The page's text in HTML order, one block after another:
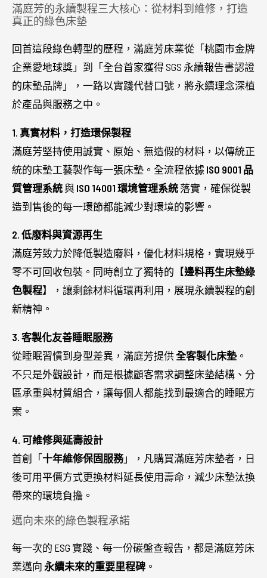
滿庭芳的永續製程三大核心：從材料到維修，打造
真正的綠色床墊
回首這段綠色轉型的歷程，滿庭芳床業從「桃園市金牌
企業愛地球獎」到「全台首家獲得 SGS 永續報告書認證
的床墊品牌」，一路以實踐代替口號，將永續理念深植
於產品與服務之中。
1. 真實材料，打造環保製程
滿庭芳堅持使用誠實、原始、無造假的材料，以傳統正
統的床墊工藝製作每一張床墊。全流程依據 ISO 9001 品
質管理系統與 ISO 14001 環境管理系統 落實，確保從製
造到售後的每一環節都能減少對環境的影響。
2. 低廢料與資源再生
滿庭芳致力於降低製造廢料，優化材料規格，實現幾乎
零不可回收包裝。同時創立了獨特的【邊料再生床墊綠
色製程】，讓剩餘材料循環再利用，展現永續製程的創
新精神。
3. 客製化友善睡眠服務
從睡眠習慣到身型差異，滿庭芳提供全客製化床墊 。
不只是外觀設計，而是根據顧客需求調整床墊結構、分
區承重與材質組合，讓每個人都能找到最適合的睡眠方
案。
4. 可維修與延壽設計
首創「十年維修保固服務」，凡購買滿庭芳床墊者，日
後可用平價方式更換材料延長使用壽命，減少床墊汰換
帶來的環境負擔。
邁向未來的綠色製程承諾
每一次的 ESG 實踐、每一份碳盤查報告，都是滿庭芳床
業邁向 永續未來的重要里程碑 。